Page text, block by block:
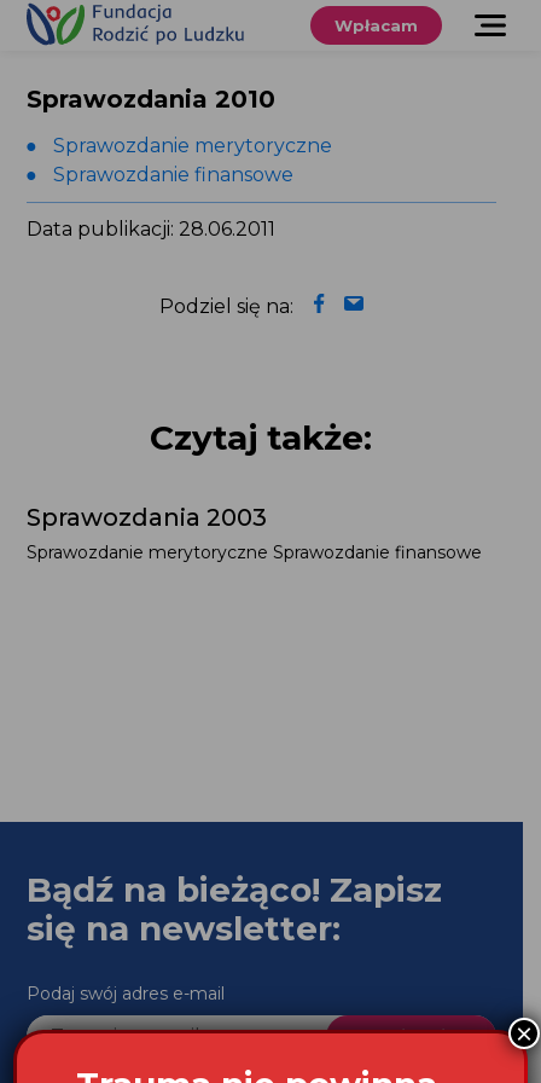
Przewiń
treści
Wspieraj
Wpłacam
Sprawozdania 2010
Sprawozdanie merytoryczne
Sprawozdanie finansowe
Data publikacji: 28.06.2011
Podziel się na:
Czytaj także:
Sprawozdania 2003
Sprawozdanie merytoryczne Sprawozdanie finansowe
Bądź na bieżąco! Zapisz
się na newsletter:
Podaj swój adres e-mail
×